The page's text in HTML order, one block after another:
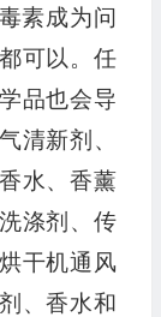
素成为问
可以。任
品也会导
清新剂、
水、香薰
涤剂、传
干机通风
、香水和